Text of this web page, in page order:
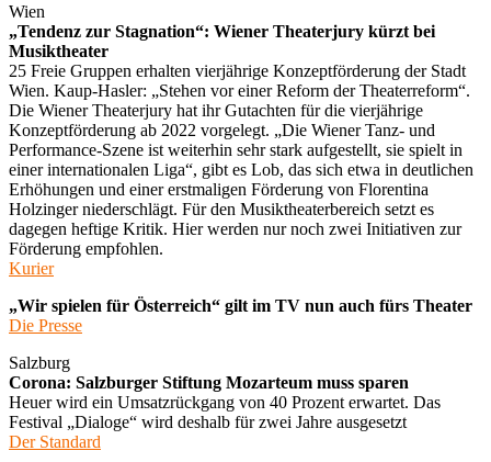
Wien
„Tendenz zur Stagnation“: Wiener Theaterjury kürzt bei
Musiktheater
25 Freie Gruppen erhalten vierjährige Konzeptförderung der Stadt
Wien. Kaup-Hasler: „Stehen vor einer Reform der Theaterreform“.
Die Wiener Theaterjury hat ihr Gutachten für die vierjährige
Konzeptförderung ab 2022 vorgelegt. „Die Wiener Tanz- und
Performance-Szene ist weiterhin sehr stark aufgestellt, sie spielt in
einer internationalen Liga“, gibt es Lob, das sich etwa in deutlichen
Erhöhungen und einer erstmaligen Förderung von Florentina
Holzinger niederschlägt. Für den Musiktheaterbereich setzt es
dagegen heftige Kritik. Hier werden nur noch zwei Initiativen zur
Förderung empfohlen.
Kurier
„Wir spielen für Österreich“ gilt im TV nun auch fürs Theater
Die Presse
Salzburg
Corona: Salzburger Stiftung Mozarteum muss sparen
Heuer wird ein Umsatzrückgang von 40 Prozent erwartet. Das
Festival „Dialoge“ wird deshalb für zwei Jahre ausgesetzt
Der Standard